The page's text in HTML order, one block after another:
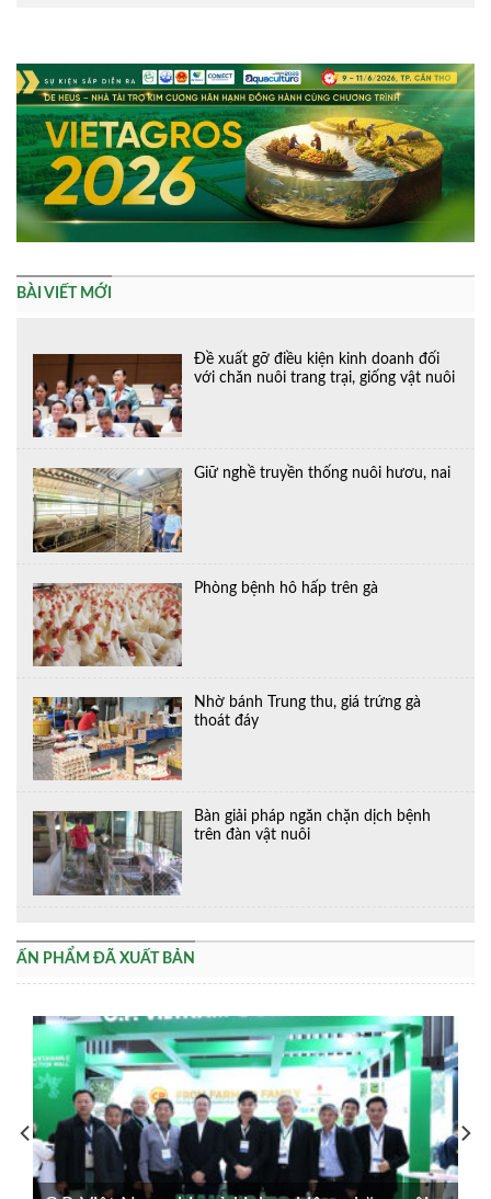
BÀI VIẾT MỚI
Đề xuất gỡ điều kiện kinh doanh đối
với chăn nuôi trang trại, giống vật nuôi
Giữ nghề truyền thống nuôi hươu, nai
Phòng bệnh hô hấp trên gà
Nhờ bánh Trung thu, giá trứng gà
thoát đáy
Bàn giải pháp ngăn chặn dịch bệnh
trên đàn vật nuôi
ẤN PHẨM ĐÃ XUẤT BẢN